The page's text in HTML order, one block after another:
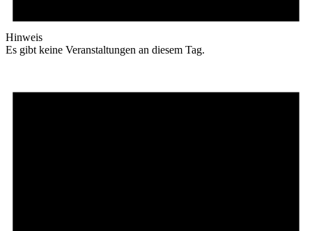
Hinweis
Es gibt keine Veranstaltungen an diesem Tag.